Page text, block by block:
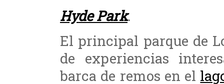
Hyde Park.
El principal parque de
de experiencias
barca de remos en el